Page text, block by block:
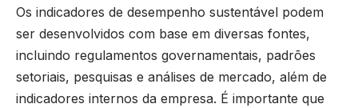
Os indicadores de desempenho sustentável podem
ser desenvolvidos com base em diversas fontes,
incluindo regulamentos governamentais, padrões
setoriais, pesquisas e análises de mercado, além de
indicadores internos da empresa. É importante que